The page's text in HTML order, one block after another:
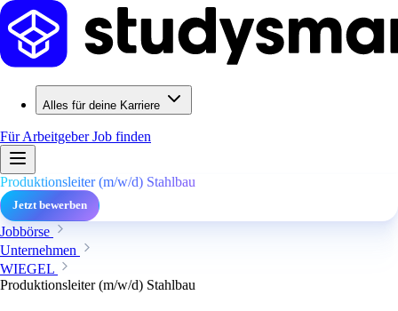
Alles für deine Karriere
Für ArbeitgeberJob finden
Produktionsleiter (m/w/d) Stahlbau
Jetzt bewerben
Jobbörse
Unternehmen
WIEGEL
Produktionsleiter (m/w/d) Stahlbau